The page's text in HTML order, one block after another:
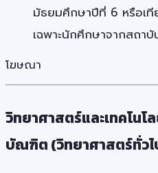
มัธยมศึกษาปีที่ 6 หรือเที
เฉพาะนักศึกษาจากสถา
โฆษณา
วิทยาศาสตร์และเทคโน
บัณฑิต (วิทยาศาสตร์ทั่ว